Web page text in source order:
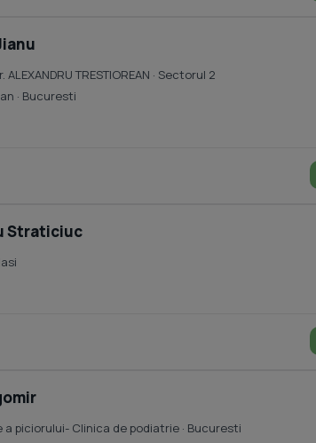
TRESTIOREAN · Sectorul 2
· Bucuresti
Straticiuc
piciorului- Clinica de podiatrie · Bucuresti